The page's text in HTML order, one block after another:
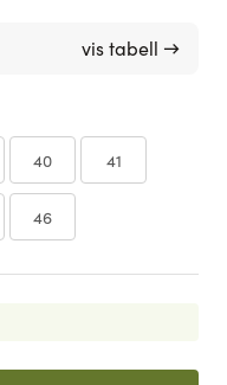
vis tabell →
40 41
46